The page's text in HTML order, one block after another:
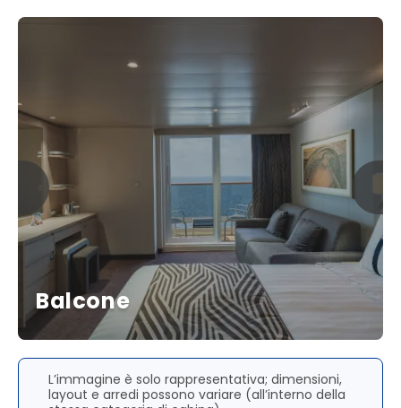
Balcone
L’immagine è solo rappresentativa; dimensioni,
layout e arredi possono variare (all’interno della